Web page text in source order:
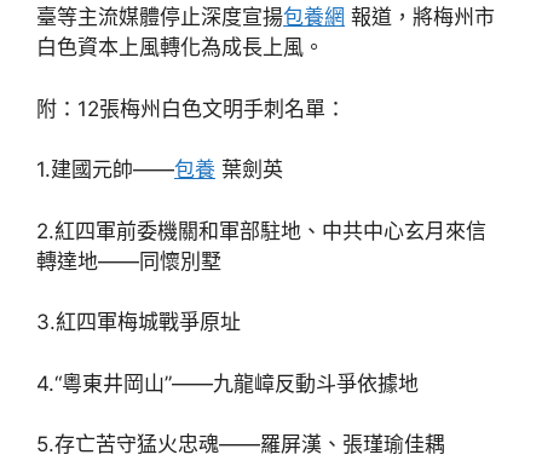
臺等主流媒體停止深度宣揚包養網 報道，將梅州市
白色資本上風轉化為成長上風。
附：12張梅州白色文明手刺名單：
1.建國元帥——包養 葉劍英
2.紅四軍前委機關和軍部駐地、中共中心玄月來信
轉達地——同懷別墅
3.紅四軍梅城戰爭原址
4.“粵東井岡山”——九龍嶂反動斗爭依據地
5.存亡苦守猛火忠魂——羅屏漢、張瑾瑜佳耦